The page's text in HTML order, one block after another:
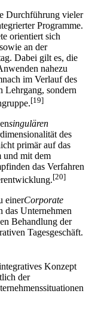
Durchführung vieler
Programme.
orientiert sich
an der
Dabei gilt es, die
nahezu
im Verlauf des
Lehrgang, sondern
[19]
singulären
des
primär auf das
und mit dem
das Verfahren
[20]
einerCorporate
das Unternehmen
Behandlung der
Tagesgeschäft.
Konzept
der